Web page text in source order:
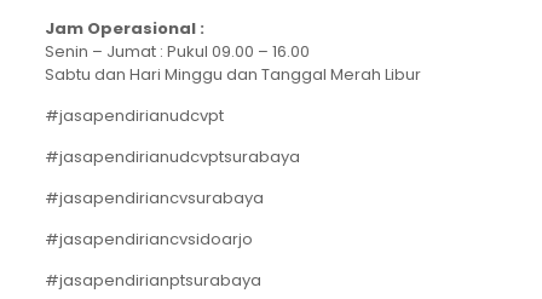
Jam Operasional :
Senin – Jumat : Pukul 09.00 – 16.00
Sabtu dan Hari Minggu dan Tanggal Merah Libur
#jasapendirianudcvpt
#jasapendirianudcvptsurabaya
#jasapendiriancvsurabaya
#jasapendiriancvsidoarjo
#jasapendirianptsurabaya